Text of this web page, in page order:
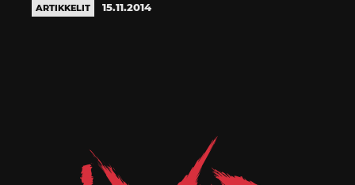
ARTIKKELIT 15.11.2014